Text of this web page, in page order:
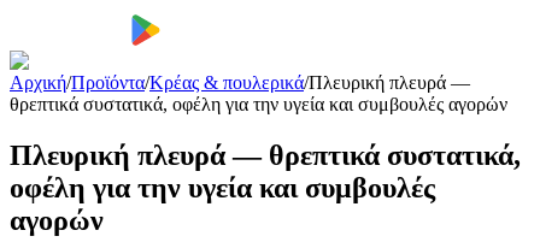
Αρχική/Προϊόντα/Κρέας & πουλερικά/Πλευρική πλευρά —
θρεπτικά συστατικά, οφέλη για την υγεία και συμβουλές αγορών
Πλευρική πλευρά — θρεπτικά συστατικά,
οφέλη για την υγεία και συμβουλές
αγορών